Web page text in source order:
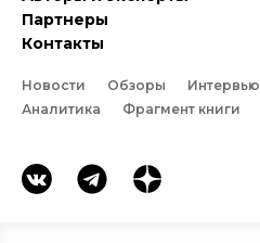
Партнеры
Контакты
Новости Обзоры Интервью
Аналитика
Фрагмент книги